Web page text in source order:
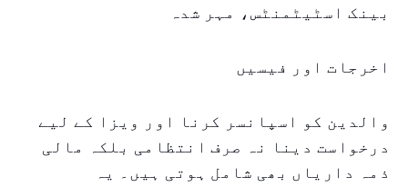
بینک اسٹیٹمنٹس، مہر شدہ
اخرجات اور فیسیں
والدین کو اسپانسر کرنا اور ویزا کے لیے
درخواست دینا نہ صرف انتظامی بلکہ مالی
ذمہ داریاں بھی شامل ہوتی ہیں۔ یہ